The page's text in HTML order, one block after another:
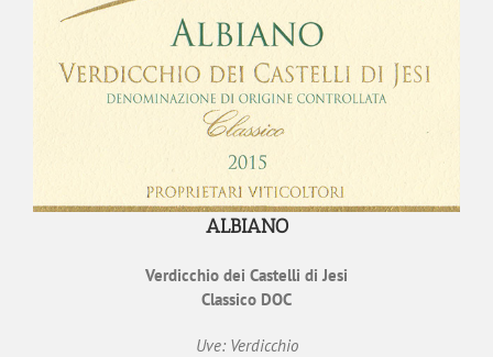
ALBIANO
Verdicchio dei Castelli di Jesi
Classico DOC
Uve: Verdicchio